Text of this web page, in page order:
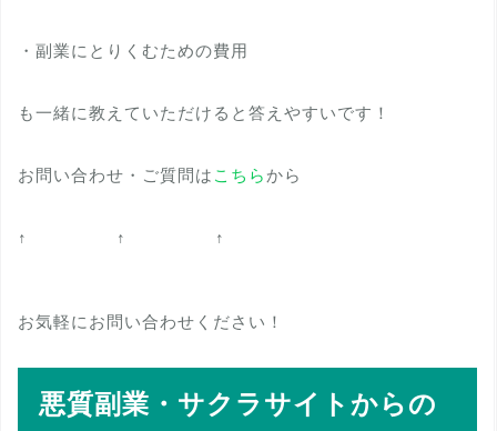
・副業にとりくむための費用
も一緒に教えていただけると答えやすいです！
お問い合わせ・ご質問は こちら から
↑ ↑ ↑
お気軽にお問い合わせください！
悪質副業・サクラサイトからの